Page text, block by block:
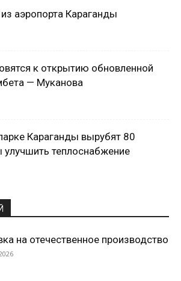
аэропорта Караганды
к открытию обновленной
— Муканова
Караганды вырубят 80
улучшить теплоснабжение
на отечественное производство